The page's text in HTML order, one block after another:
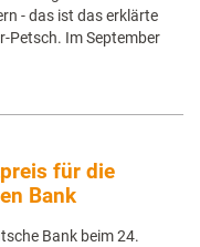
- das ist das erklärte
Petsch. Im September
für die
Bank
Bank beim 24.